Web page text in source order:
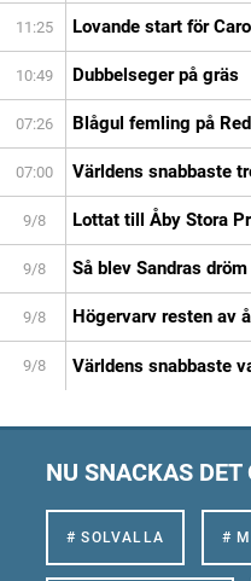
11:25 Lovande start för
10:49 Dubbelseger på gräs
07:26 Blågul femling på
07:00 Världens snabbaste
9/8 Lottat till Åby Stora
9/8 Så blev Sandras
9/8 Högervarv resten av
9/8 Världens snabbaste
NU SNACKAS DET
# SOLVALLA #